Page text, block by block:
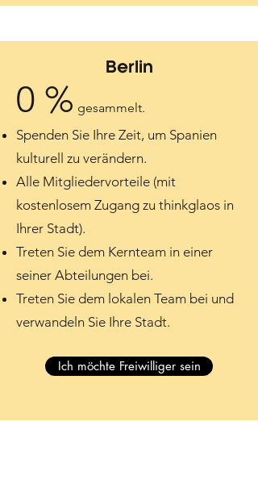
Berlin
0 % gesammelt.
Spenden Sie Ihre Zeit, um Spanien
kulturell zu verändern.
Alle Mitgliedervorteile (mit
kostenlosem Zugang zu thinkglaos in
Ihrer Stadt).
Treten Sie dem Kernteam in einer
seiner Abteilungen bei.
Treten Sie dem lokalen Team bei und
verwandeln Sie Ihre Stadt.
Ich möchte Freiwilliger sein